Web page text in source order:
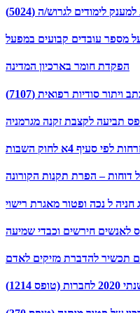
לימודים לגרוש/ה (5024)
מספר עובדים קבועים במפעל
הפקדת חומר בארכיון המדינה
סודיות רפואית (7107)
4א לחוק השבות
דוחות – הפרת תקנות הקורונה
ל נכה ופטור מאגרת רישוי
חירשים וכבדי שמיעה
תכשיר להדברת מזיקים לאדם
1214)